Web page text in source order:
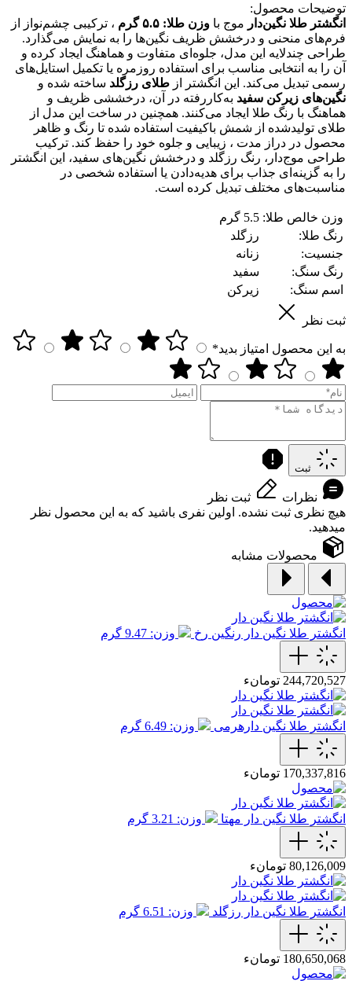
توضیحات محصول:
انگشتر طلا نگین‌دار موج با وزن طلا: ۵.۵ گرم
، ترکیبی چشم‌نواز از
فرم‌های منحنی و درخشش ظریف نگین‌ها را به نمایش می‌گذارد.
طراحی چندلایه این مدل، جلوه‌ای متفاوت و هماهنگ ایجاد کرده و
آن را به انتخابی مناسب برای استفاده روزمره یا تکمیل استایل‌های
رسمی تبدیل می‌کند. این انگشتر از طلای رزگلد ساخته شده و
نگین‌های زیرکن سفید به‌کاررفته در آن، درخششی ظریف و
هماهنگ با رنگ طلا ایجاد می‌کنند. همچنین در ساخت این مدل از
طلای تولیدشده از شمش باکیفیت استفاده شده تا رنگ و ظاهر
محصول در دراز مدت ، زیبایی و جلوه خود را حفظ کند. ترکیب
طراحی موج‌دار، رنگ رزگلد و درخشش نگین‌های سفید، این انگشتر
را به گزینه‌ای جذاب برای هدیه‌دادن یا استفاده شخصی در
مناسبت‌های مختلف تبدیل کرده است.
وزن خالص طلا: 5.5 گرم
رنگ طلا:
رزگلد
جنسیت:
زنانه
رنگ سنگ:
سفید
اسم سنگ:
زیرکن
ثبت نظر
به این محصول امتیاز بدید*
ثبت
نظرات
ثبت نظر
هیچ نظری ثبت نشده. اولین نفری باشید که به این محصول نظر
میدهید.
محصولات مشابه
انگشتر طلا نگین دار رنگین رخ وزن: 9.47 گرم
244,720,527 تومانء
انگشتر طلا نگین دارهرمی وزن: 6.49 گرم
170,337,816 تومانء
انگشتر طلا نگین دار مهتا وزن: 3.21 گرم
80,126,009 تومانء
انگشتر طلا نگین دار رزگلد وزن: 6.51 گرم
180,650,068 تومانء